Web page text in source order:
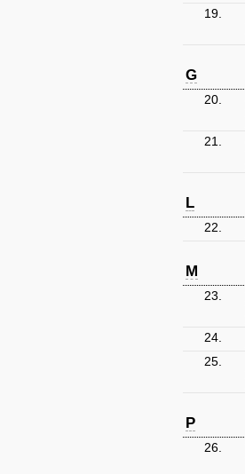
19.
G
20.
21.
L
22.
M
23.
24.
25.
P
26.